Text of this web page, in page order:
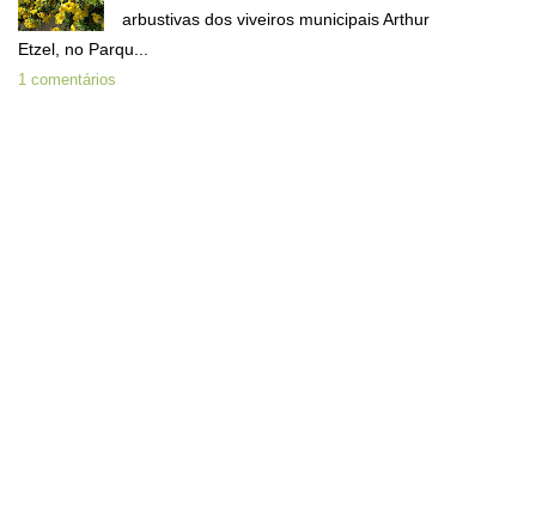
arbustivas dos viveiros municipais Arthur
Etzel, no Parqu...
1 comentários